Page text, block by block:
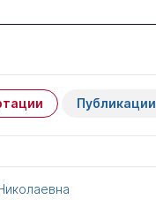
Публикации